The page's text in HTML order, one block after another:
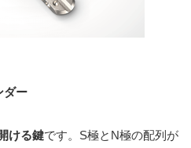
ダー
ける鍵です。S極とN極の配列が